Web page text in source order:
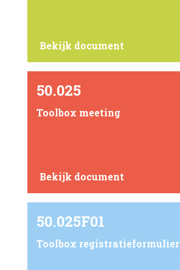
Bekijk document
50.025
Toolbox meeting
Bekijk document
50.025F01
Toolbox registratieformulier